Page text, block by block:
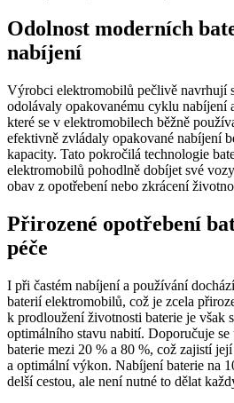
Odolnost moderních
nabíjení
Výrobci elektromobilů pečlivě navrhují
odolávaly opakovanému cyklu nabíjení
které se v elektromobilech běžně
efektivně zvládaly opakované nabíjení
kapacity. Tato pokročilá technologie
elektromobilů pohodlně dobíjet své
obav z opotřebení nebo zkrácení
Přirozené opotřebení
péče
I při častém nabíjení a používání
baterií elektromobilů, což je zcela
k prodloužení životnosti baterie je však
optimálního stavu nabití. Doporučuje
baterie mezi 20 % a 80 %, což zajistí
a optimální výkon. Nabíjení baterie na
delší cestou, ale není nutné to dělat